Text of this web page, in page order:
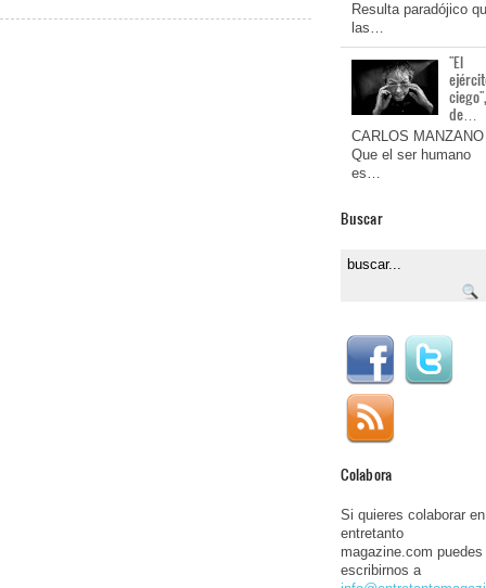
Resulta paradójico
las…
"El
de…
CARLOS MANZANO
Que el ser humano
es…
Buscar
Colabora
Si quieres colaborar en
entretanto
magazine.com puedes
escribirnos a